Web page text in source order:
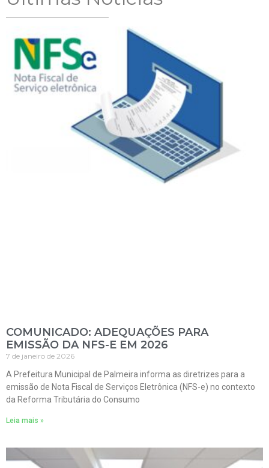
COMUNICADO: ADEQUAÇÕES PARA
EMISSÃO DA NFS-E EM 2026
7 de janeiro de 2026
A Prefeitura Municipal de Palmeira informa as diretrizes para a
emissão de Nota Fiscal de Serviços Eletrônica (NFS-e) no contexto
da Reforma Tributária do Consumo
Leia mais »